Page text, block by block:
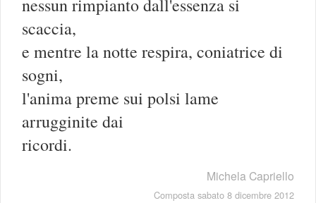
nessun rimpianto dall'essenza si
scaccia,
e mentre la notte respira, coniatrice di
sogni,
l'anima preme sui polsi lame
arrugginite dai
ricordi.
Michela Capriello
Composta sabato 8 dicembre 2012